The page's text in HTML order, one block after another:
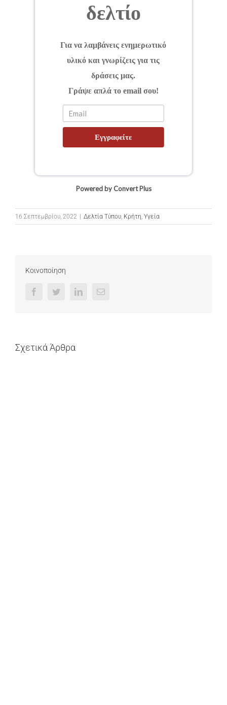
δελτίο
Για να λαμβάνεις ενημερωτικό
υλικό και γνωρίζεις για τις
δράσεις μας.
Γράψε απλά το email σου!
Εγγραφείτε
Powered by Convert Plus
16 Σεπτεμβρίου, 2022 | Δελτία Τύπου, Κρήτη, Υγεία
Κοινοποίηση
FacebookTwitterLinkedInEmail
Σχετικά Άρθρα